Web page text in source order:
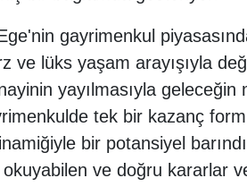
gayrimenkul
ve lüks yaşam arayışıyla
yayılmasıyla
tek bir kazanç
bir potansiyel
ve doğru kararlar